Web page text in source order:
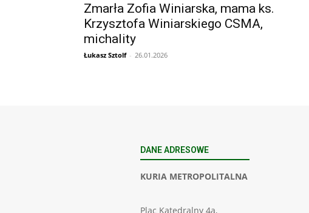
Zmarła Zofia Winiarska, mama ks.
Krzysztofa Winiarskiego CSMA,
michality
Łukasz Sztolf - 26.01.2026
DANE ADRESOWE
KURIA METROPOLITALNA
Plac Katedralny 4a,